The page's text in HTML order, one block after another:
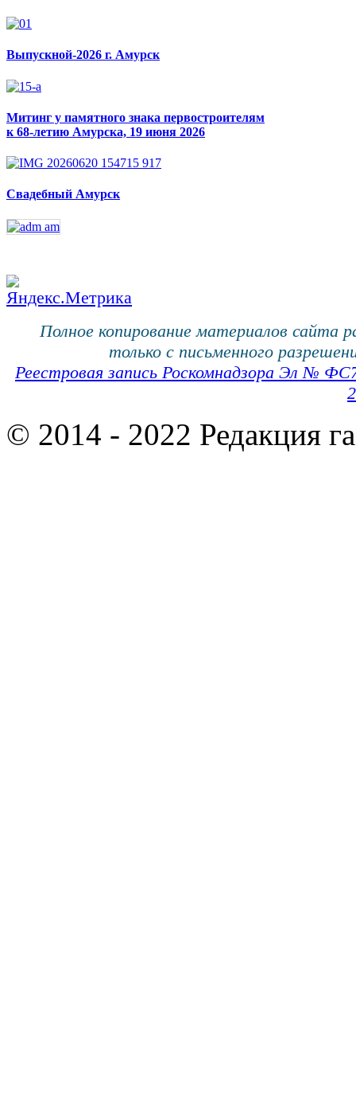
Выпускной-2026 г. Амурск
Митинг у памятного знака первостроителям
к 68-летию Амурска, 19 июня 2026
Свадебный Амурск
Полное копирование материалов сайта
только с письменного
Реестровая запись Роскомнадзора Эл №
© 2014 - 2022 Редакция